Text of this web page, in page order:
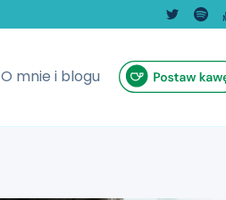
O mnie i blogu